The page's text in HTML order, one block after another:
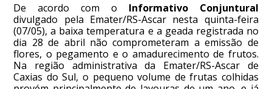
De acordo com o Informativo Conjuntural
divulgado pela Emater/RS-Ascar nesta quinta-feira
(07/05), a baixa temperatura e a geada registrada no
dia 28 de abril não comprometeram a emissão de
flores, o pegamento e o amadurecimento de frutos.
Na região administrativa da Emater/RS-Ascar de
Caxias do Sul, o pequeno volume de frutas colhidas